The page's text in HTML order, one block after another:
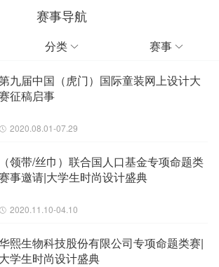
赛事导航
分类  赛事 
九届中国（虎门）国际童装网上设计大
征稿启事
2020.08.01-07.29
（领带/丝巾）联合国人口基金专项命题类
事邀请|大学生时尚设计盛典
2020.11.10-04.10
熙生物科技股份有限公司专项命题类赛|
大学生时尚设计盛典